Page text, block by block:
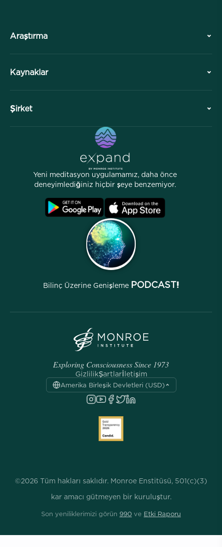
Araştırma
Genel Bakış
Profesyonel Bölüm
Makaleler
Kaynaklar
Ücretsiz Meditasyonlar
Ortaklık Programı
Şirket
Lokasyonlar
Yeni meditasyon uygulamamız, daha önce
deneyimlediğiniz hiçbir şeye benzemiyor.
Bilinç Üzerine Genişleme PODCAST!
Exploring Consciousness Since 1973
GizlilikŞartlarİletişim
Amerika Birleşik Devletleri (USD)
©2026 Tüm hakları saklıdır. Monroe Enstitüsü, 501(c)(3)
kar amacı gütmeyen bir kuruluştur.
Son yeniliklerimizi görün 990 ve Etki Raporu